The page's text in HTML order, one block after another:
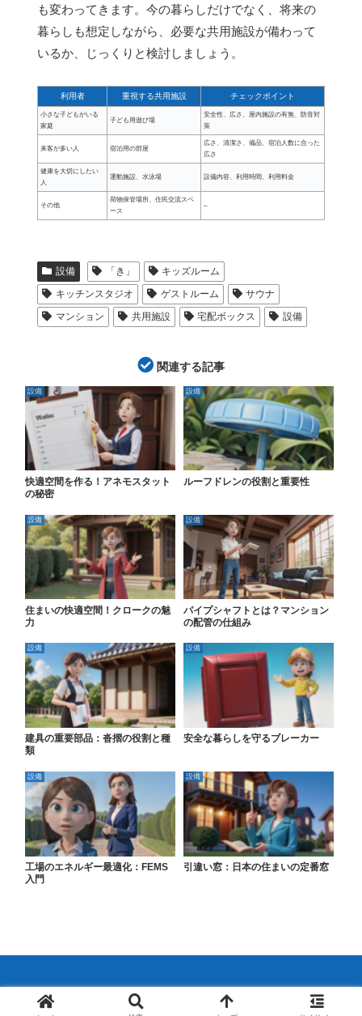
も変わってきます。今の暮らしだけでなく、将来の
暮らしも想定しながら、必要な共用施設が備わって
いるか、じっくりと検討しましょう。
利用者 重視する共用施設 チェックポイント
小さな子どもがいる
家庭
子ども用遊び場
安全性、広さ、屋内施設の有無、防音対
策
来客が多い人 宿泊用の部屋
広さ、清潔さ、備品、宿泊人数に合った
広さ
健康を大切にしたい
人
運動施設、水泳場 設備内容、利用時間、利用料金
その他
荷物保管場所、住民交流スペ
ース
–
設備 「き」
キッズルーム
キッチンスタジオ
ゲストルーム
サウナ
マンション
共用施設 宅配ボックス 設備
関連する記事
設備
快適空間を作る！アネモスタット
の秘密
設備
ルーフドレンの役割と重要性
設備
住まいの快適空間！クロークの魅
力
設備
パイプシャフトとは？マンション
の配管の仕組み
設備
建具の重要部品：沓摺の役割と種
類
設備
安全な暮らしを守るブレーカー
設備
工場のエネルギー最適化：FEMS
入門
設備
引違い窓：日本の住まいの定番窓
© 2024 不動産のこと超解説.